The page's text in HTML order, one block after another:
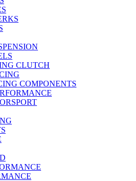
CLUTCH
COMPONENTS